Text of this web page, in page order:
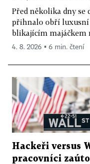
Před několika dny se
přihnalo obří luxusní
blikajícím majáčkem
4. 8. 2026 ▪ 6 min. čtení
Hackeři versus
pracovníci